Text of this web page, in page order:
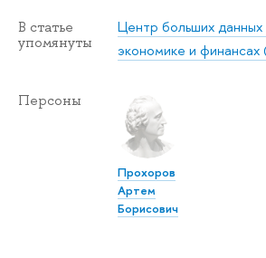
В статье
упомянуты
Центр больших данных
экономике и финансах
Персоны
Прохоров
Артем
Борисович